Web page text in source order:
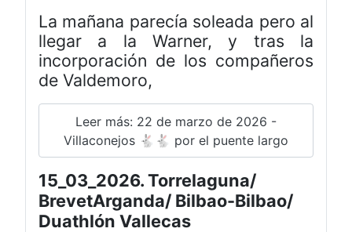
La mañana parecía soleada pero al
llegar a la Warner, y tras la
incorporación de los compañeros
de Valdemoro,
Leer más: 22 de marzo de 2026 -
Villaconejos 🐇🐇 por el puente largo
15_03_2026. Torrelaguna/
BrevetArganda/ Bilbao-Bilbao/
Duathlón Vallecas